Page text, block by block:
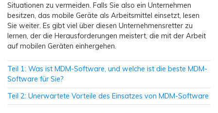
Situationen zu vermeiden. Falls Sie also ein Unternehmen
besitzen, das mobile Geräte als Arbeitsmittel einsetzt, lesen
Sie weiter. Es gibt viel über diesen Unternehmensretter zu
lernen, der die Herausforderungen meistert, die mit der Arbeit
auf mobilen Geräten einhergehen.
Teil 1: Was ist MDM-Software, und welche ist die beste MDM-
Software für Sie?
Teil 2: Unerwartete Vorteile des Einsatzes von MDM-Software